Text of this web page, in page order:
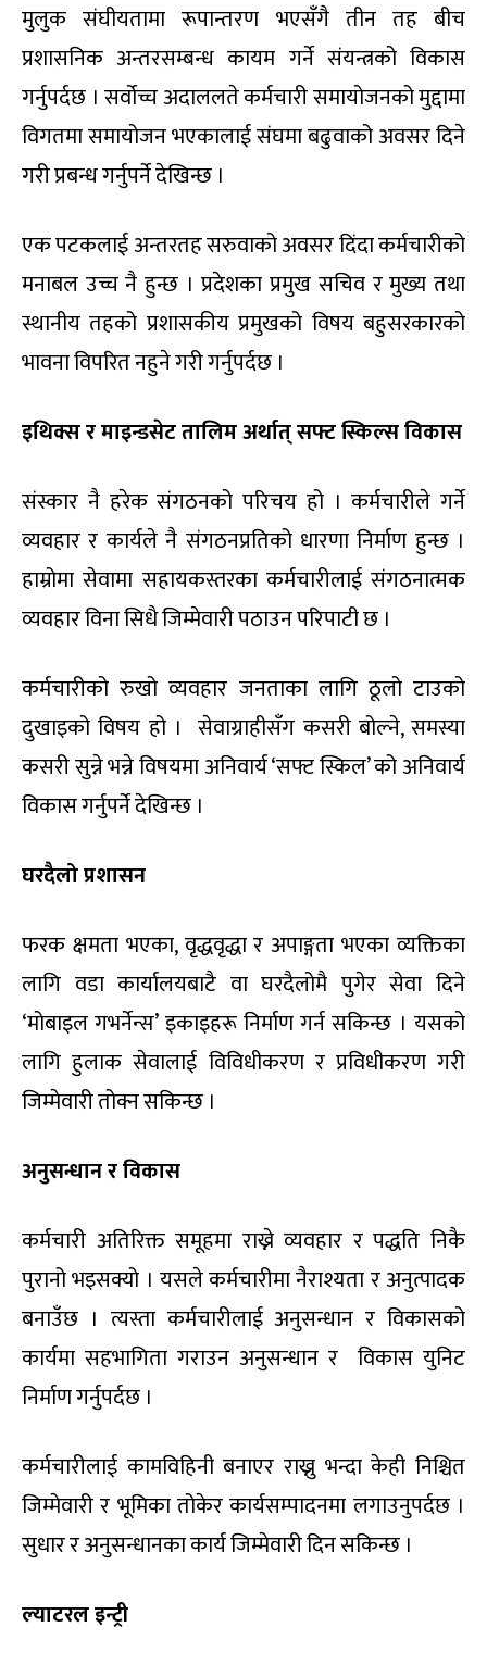
मुलुक संघीयतामा रूपान्तरण भएसँगै तीन तह बीच
प्रशासनिक अन्तरसम्बन्ध कायम गर्ने संयन्त्रको विकास
गर्नुपर्दछ । सर्वोच्च अदाललते कर्मचारी समायोजनको मुद्दामा
विगतमा समायोजन भएकालाई संघमा बढुवाको अवसर दिने
गरी प्रबन्ध गर्नुपर्ने देखिन्छ ।
एक पटकलाई अन्तरतह सरुवाको अवसर दिंदा कर्मचारीको
मनाबल उच्च नै हुन्छ । प्रदेशका प्रमुख सचिव र मुख्य तथा
स्थानीय तहको प्रशासकीय प्रमुखको विषय बहुसरकारको
भावना विपरित नहुने गरी गर्नुपर्दछ ।
इथिक्स र माइन्डसेट तालिम अर्थात् सफ्ट स्किल्स विकास
संस्कार नै हरेक संगठनको परिचय हो । कर्मचारीले गर्ने
व्यवहार र कार्यले नै संगठनप्रतिको धारणा निर्माण हुन्छ ।
हाम्रोमा सेवामा सहायकस्तरका कर्मचारीलाई संगठनात्मक
व्यवहार विना सिधै जिम्मेवारी पठाउन परिपाटी छ ।
कर्मचारीको रुखो व्यवहार जनताका लागि ठूलो टाउको
दुखाइको विषय हो । सेवाग्राहीसँग कसरी बोल्ने, समस्या
कसरी सुन्ने भन्ने विषयमा अनिवार्य ‘सफ्ट स्किल’ को अनिवार्य
विकास गर्नुपर्ने देखिन्छ ।
घरदैलो प्रशासन
फरक क्षमता भएका, वृद्धवृद्धा र अपाङ्गता भएका व्यक्तिका
लागि वडा कार्यालयबाटै वा घरदैलोमै पुगेर सेवा दिने
‘मोबाइल गभर्नेन्स’ इकाइहरू निर्माण गर्न सकिन्छ । यसको
लागि हुलाक सेवालाई विविधीकरण र प्रविधीकरण गरी
जिम्मेवारी तोक्न सकिन्छ ।
अनुसन्धान र विकास
कर्मचारी अतिरिक्त समूहमा राख्ने व्यवहार र पद्धति निकै
पुरानो भइसक्यो । यसले कर्मचारीमा नैराश्यता र अनुत्पादक
बनाउँछ । त्यस्ता कर्मचारीलाई अनुसन्धान र विकासको
कार्यमा सहभागिता गराउन अनुसन्धान र विकास युनिट
निर्माण गर्नुपर्दछ ।
कर्मचारीलाई कामविहिनी बनाएर राख्नु भन्दा केही निश्चित
जिम्मेवारी र भूमिका तोकेर कार्यसम्पादनमा लगाउनुपर्दछ ।
सुधार र अनुसन्धानका कार्य जिम्मेवारी दिन सकिन्छ ।
ल्याटरल इन्ट्री